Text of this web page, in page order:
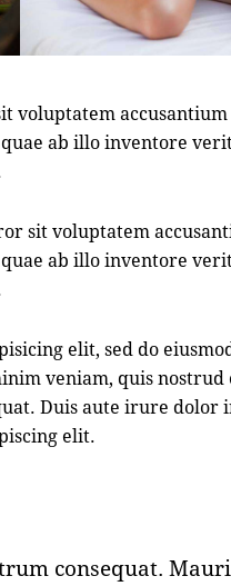
voluptatem
ab illo inventore
sit voluptatem
ab illo inventore
elit, sed do
veniam, quis
Duis aute irure
elit.
consequat.